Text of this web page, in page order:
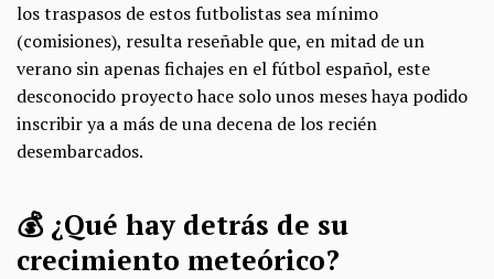
los traspasos de estos futbolistas sea mínimo
(comisiones), resulta reseñable que, en mitad de un
verano sin apenas fichajes en el fútbol español, este
desconocido proyecto hace solo unos meses haya podido
inscribir ya a más de una decena de los recién
desembarcados.
💰 ¿Qué hay detrás de su
crecimiento meteórico?